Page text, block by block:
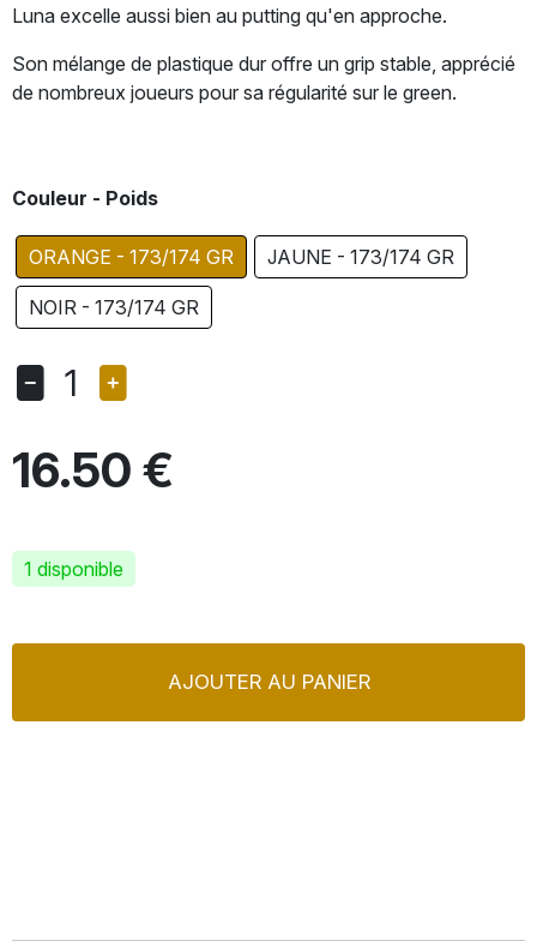
Luna excelle aussi bien au putting qu'en approche.
Son mélange de plastique dur offre un grip stable, apprécié
de nombreux joueurs pour sa régularité sur le green.
Couleur - Poids
ORANGE - 173/174 GR JAUNE - 173/174 GR
NOIR - 173/174 GR
1
16.50 €
1 disponible
AJOUTER AU PANIER